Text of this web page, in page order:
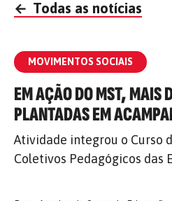
← Todas as notícias
MOVIMENTOS SOCIAIS
EM AÇÃO DO MST, MAIS
PLANTADAS EM
Atividade integrou o Curso
Coletivos Pedagógicos das